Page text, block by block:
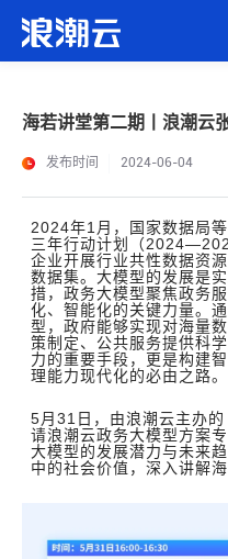
海若讲堂第二期丨浪潮云
发布时间 2024-06-04
2024年1月，国家数据局
三年行动计划（
企业开展行业共性数据资
数据集。大模型的发展是
措，政务大模型聚焦政务
化、智能化的关键力量。
型，政府能够实现对海量
策制定、公共服务提供科
力的重要手段，更是构建
理能力现代化的必由之路。
5月31日，由浪潮云主办
请浪潮云政务大模型方案
大模型的发展潜力与未来
中的社会价值，深入讲解